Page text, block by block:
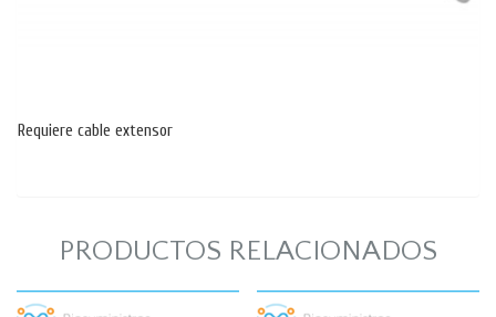
Requiere cable extensor
PRODUCTOS RELACIONADOS